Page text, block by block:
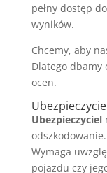
pełny dostęp
wyników.
Chcemy, aby
Dlatego dbamy
ocen.
Ubezpieczyciel
Wymaga
pojazdu czy